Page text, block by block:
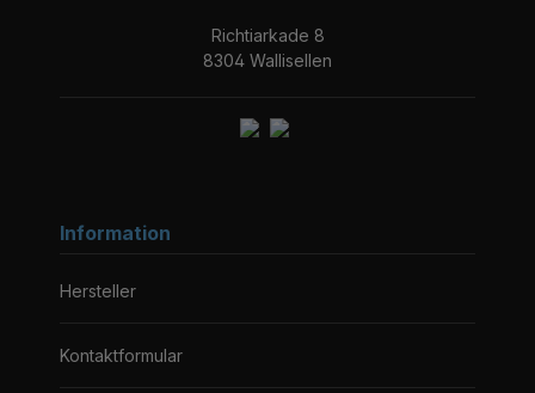
Richtiarkade 8
8304 Wallisellen
Information
Hersteller
Kontaktformular